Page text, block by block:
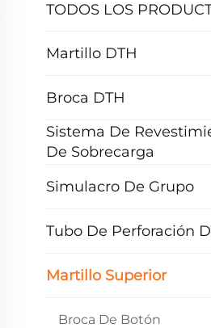
TODOS LOS
Martillo DTH
Broca DTH
Sistema De
De Sobrecarga
Simulacro De Grupo
Tubo De Perforación
Martillo Superior
Broca De Botón